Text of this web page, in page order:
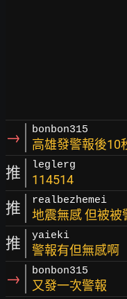
→ bonbon315
高雄發警報後10
推 leglerg
114514
推 realbezhemei
地震無感 但被被
推 yaieki
警報有但無感啊
→ bonbon315
又發一次警報